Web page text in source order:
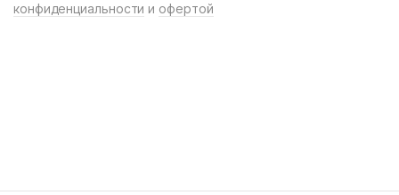
конфиденциальности и офертой